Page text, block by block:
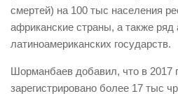
смертей) на 100 тыс населения
африканские страны, а также ряд
латиноамериканских государств.
Шорманбаев добавил, что в 2017
зарегистрировано более 17 тыс